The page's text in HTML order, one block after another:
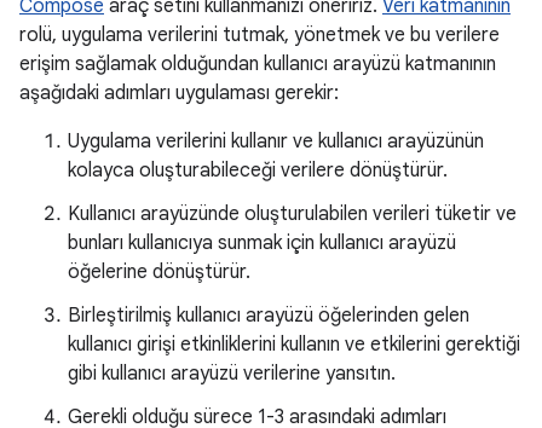
Compose araç setini kullanmanızı öneririz. Veri katmanının
rolü, uygulama verilerini tutmak, yönetmek ve bu verilere
erişim sağlamak olduğundan kullanıcı arayüzü katmanının
aşağıdaki adımları uygulaması gerekir:
Uygulama verilerini kullanır ve kullanıcı arayüzünün
kolayca oluşturabileceği verilere dönüştürür.
Kullanıcı arayüzünde oluşturulabilen verileri tüketir ve
bunları kullanıcıya sunmak için kullanıcı arayüzü
öğelerine dönüştürür.
Birleştirilmiş kullanıcı arayüzü öğelerinden gelen
kullanıcı girişi etkinliklerini kullanın ve etkilerini gerektiği
gibi kullanıcı arayüzü verilerine yansıtın.
Gerekli olduğu sürece 1-3 arasındaki adımları